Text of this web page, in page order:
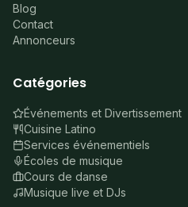
Blog
Contact
Annonceurs
Catégories
Événements et Divertissement
Cuisine Latino
Services événementiels
Écoles de musique
Cours de danse
Musique live et DJs